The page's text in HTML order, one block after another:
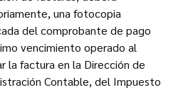
una fotocopia
del comprobante de pago
vencimiento operado al
la factura en la Dirección de
Contable, del Impuesto